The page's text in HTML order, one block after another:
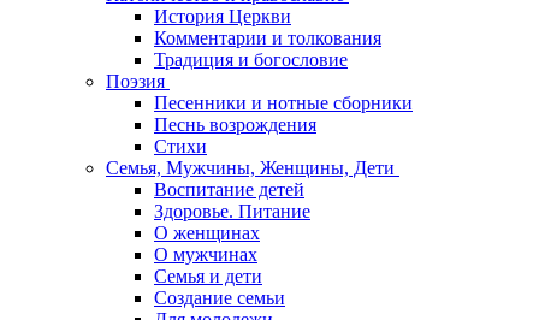
История Церкви
Комментарии и толкования
Традиция и богословие
Поэзия
Песенники и нотные сборники
Песнь возрождения
Стихи
Семья, Мужчины, Женщины, Дети
Воспитание детей
Здоровье. Питание
О женщинах
О мужчинах
Семья и дети
Создание семьи